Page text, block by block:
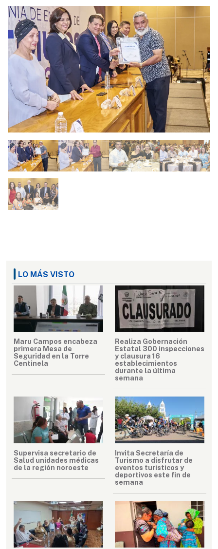
LO MÁS VISTO
Maru Campos encabeza
primera Mesa de
Seguridad en la Torre
Centinela
Realiza Gobernación
Estatal 300 inspecciones
y clausura 16
establecimientos
durante la última
semana
Supervisa secretario de
Salud unidades médicas
de la región noroeste
Invita Secretaría de
Turismo a disfrutar de
eventos turísticos y
deportivos este fin de
semana